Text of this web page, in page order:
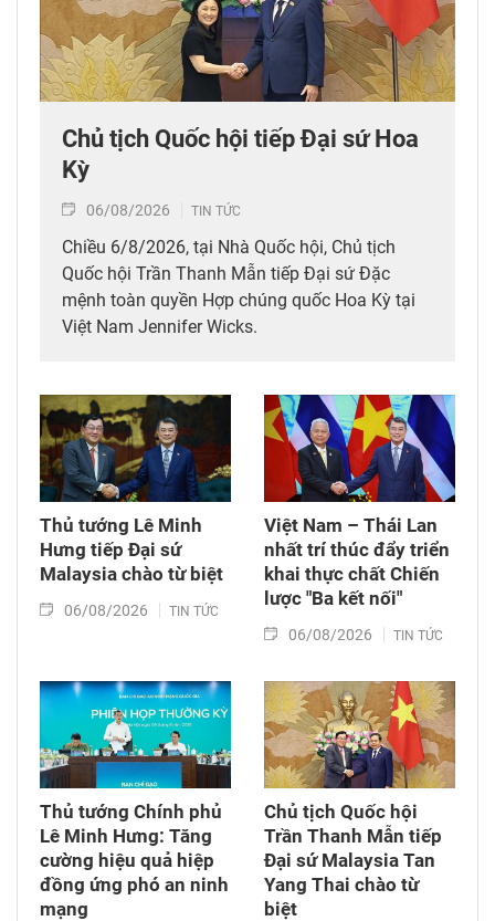
Chủ tịch Quốc hội tiếp Đại sứ Hoa
Kỳ
06/08/2026 TIN TỨC
Chiều 6/8/2026, tại Nhà Quốc hội, Chủ tịch
Quốc hội Trần Thanh Mẫn tiếp Đại sứ Đặc
mệnh toàn quyền Hợp chúng quốc Hoa Kỳ tại
Việt Nam Jennifer Wicks.
Thủ tướng Lê Minh
Hưng tiếp Đại sứ
Malaysia chào từ biệt
06/08/2026 TIN TỨC
Việt Nam – Thái Lan
nhất trí thúc đẩy triển
khai thực chất Chiến
lược "Ba kết nối"
06/08/2026 TIN TỨC
Thủ tướng Chính phủ
Lê Minh Hưng: Tăng
cường hiệu quả hiệp
đồng ứng phó an ninh
mạng
Chủ tịch Quốc hội
Trần Thanh Mẫn tiếp
Đại sứ Malaysia Tan
Yang Thai chào từ
biệt